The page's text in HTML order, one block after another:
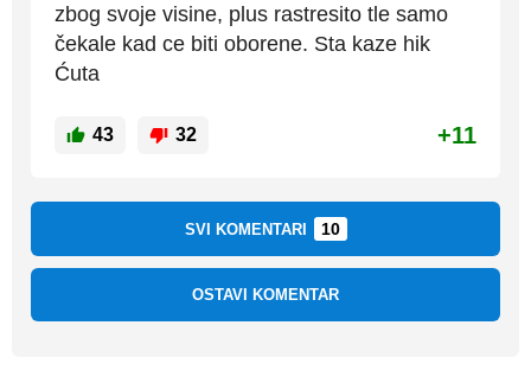
zbog svoje visine, plus rastresito tle samo
čekale kad ce biti oborene. Sta kaze hik
Ćuta
43 32 +11
SVI KOMENTARI 10
OSTAVI KOMENTAR